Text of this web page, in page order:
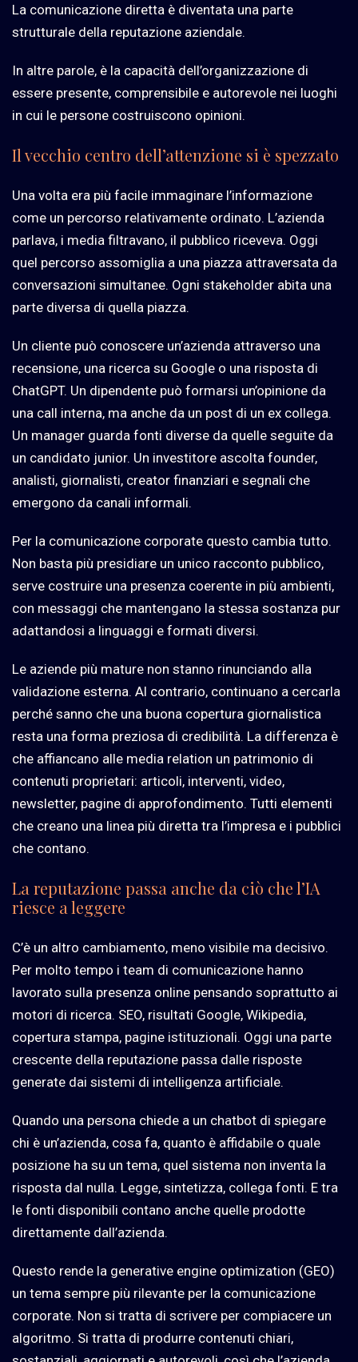
La comunicazione diretta è diventata una parte
strutturale della reputazione aziendale.
In altre parole, è la capacità dell’organizzazione di
essere presente, comprensibile e autorevole nei luoghi
in cui le persone costruiscono opinioni.
Il vecchio centro dell’attenzione si è spezzato
Una volta era più facile immaginare l’informazione
come un percorso relativamente ordinato. L’azienda
parlava, i media filtravano, il pubblico riceveva. Oggi
quel percorso assomiglia a una piazza attraversata da
conversazioni simultanee. Ogni stakeholder abita una
parte diversa di quella piazza.
Un cliente può conoscere un’azienda attraverso una
recensione, una ricerca su Google o una risposta di
ChatGPT. Un dipendente può formarsi un’opinione da
una call interna, ma anche da un post di un ex collega.
Un manager guarda fonti diverse da quelle seguite da
un candidato junior. Un investitore ascolta founder,
analisti, giornalisti, creator finanziari e segnali che
emergono da canali informali.
Per la comunicazione corporate questo cambia tutto.
Non basta più presidiare un unico racconto pubblico,
serve costruire una presenza coerente in più ambienti,
con messaggi che mantengano la stessa sostanza pur
adattandosi a linguaggi e formati diversi.
Le aziende più mature non stanno rinunciando alla
validazione esterna. Al contrario, continuano a cercarla
perché sanno che una buona copertura giornalistica
resta una forma preziosa di credibilità. La differenza è
che affiancano alle media relation un patrimonio di
contenuti proprietari: articoli, interventi, video,
newsletter, pagine di approfondimento. Tutti elementi
che creano una linea più diretta tra l’impresa e i pubblici
che contano.
La reputazione passa anche da ciò che l’IA
riesce a leggere
C’è un altro cambiamento, meno visibile ma decisivo.
Per molto tempo i team di comunicazione hanno
lavorato sulla presenza online pensando soprattutto ai
motori di ricerca. SEO, risultati Google, Wikipedia,
copertura stampa, pagine istituzionali. Oggi una parte
crescente della reputazione passa dalle risposte
generate dai sistemi di intelligenza artificiale.
Quando una persona chiede a un chatbot di spiegare
chi è un’azienda, cosa fa, quanto è affidabile o quale
posizione ha su un tema, quel sistema non inventa la
risposta dal nulla. Legge, sintetizza, collega fonti. E tra
le fonti disponibili contano anche quelle prodotte
direttamente dall’azienda.
Questo rende la generative engine optimization (GEO)
un tema sempre più rilevante per la comunicazione
corporate. Non si tratta di scrivere per compiacere un
algoritmo. Si tratta di produrre contenuti chiari,